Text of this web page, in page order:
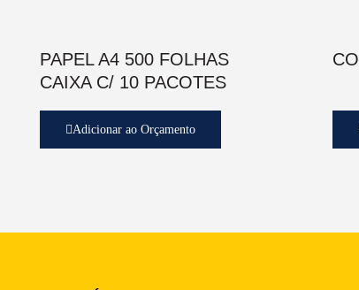
PAPEL A4 500 FOLHAS
CAIXA C/ 10 PACOTES
Adicionar ao Orçamento